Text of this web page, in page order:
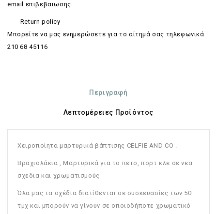
email επιβεβαιωσης
Return policy
Mπορείτε να μας ενημερώσετε για το αίτημά σας τηλεφωνικά
210 68 45116
Περιγραφή
Λεπτομέρειες Προϊόντος
Χειροποίητα μαρτυρικά βάπτισης CELFIE AND CO .
Bραχιολάκια , Μαρτυρικά για το πετο, πορτ κλε σε νεα
σχεδια και χρωματισμούς
Όλα μας τα σχέδια διατίθενται σε συσκευασίες των 50
τμχ και μπορούν να γίνουν σε οποιοδήποτε χρωματικό